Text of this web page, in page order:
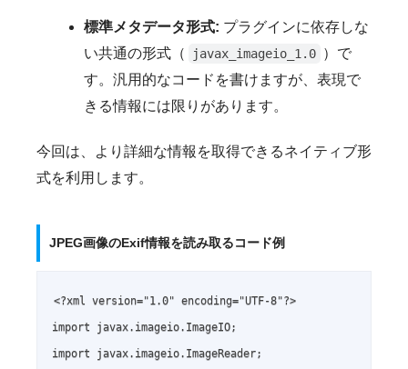
標準メタデータ形式: プラグインに依存しな
い共通の形式（
javax_imageio_1.0 ）で
す。汎用的なコードを書けますが、表現で
きる情報には限りがあります。
今回は、より詳細な情報を取得できるネイティブ形
式を利用します。
JPEG画像のExif情報を読み取るコード例
<?xml version="1.0" encoding="UTF-8"?>
import javax.imageio.ImageIO;
import javax.imageio.ImageReader;